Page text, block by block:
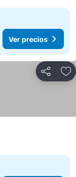
Ver precios
Compartir